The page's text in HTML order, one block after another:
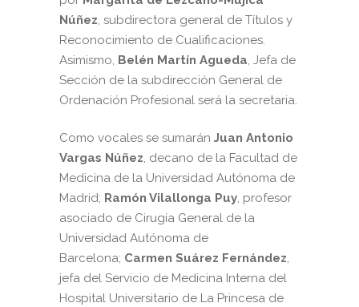
Núñez, subdirectora general de Títulos y
Reconocimiento de Cualificaciones.
Asimismo, Belén Martín Agueda, Jefa de
Sección de la subdirección General de
Ordenación Profesional será la secretaria.
Como vocales se sumarán Juan Antonio
Vargas Núñez, decano de la Facultad de
Medicina de la Universidad Autónoma de
Madrid; Ramón Vilallonga Puy, profesor
asociado de Cirugía General de la
Universidad Autónoma de
Barcelona; Carmen Suárez Fernández,
jefa del Servicio de Medicina Interna del
Hospital Universitario de La Princesa de